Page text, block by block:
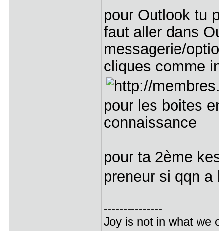
pour Outlook tu
faut aller dans
messagerie/
cliques comme
pour les boites
connaissance
pour ta 2ème
preneur si qqn
---------------
Joy is not in what we